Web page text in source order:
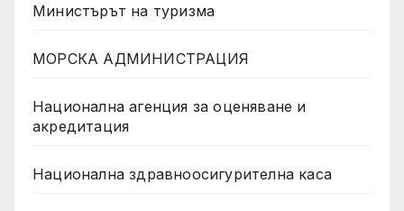
Министърът на туризма
МОРСКА АДМИНИСТРАЦИЯ
Национална агенция за оценяване и
акредитация
Национална здравноосигурителна каса